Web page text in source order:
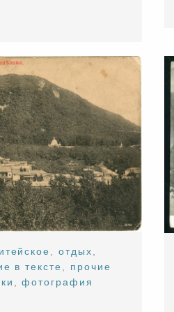
,отдых,
в тексте , прочие
,фотография